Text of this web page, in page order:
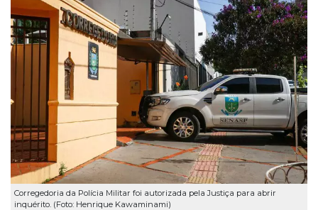
Corregedoria da Polícia Militar foi autorizada pela Justiça para abrir
inquérito. (Foto: Henrique Kawaminami)